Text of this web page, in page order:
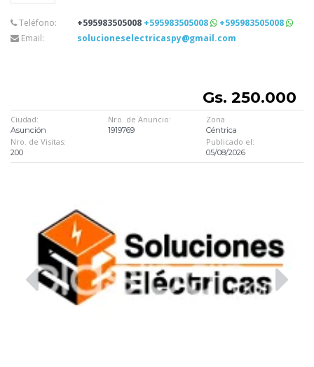
Teléfono: +595983505008 +595983505008
+595983505008
Email:
solucioneselectricaspy@gmail.com
Gs. 250.000
Ciudad:
Asunción
Nro. de Anuncio:
1919769
Zona
Céntrica
Nro. de Visitas:
200
Publicado el:
05/08/2026